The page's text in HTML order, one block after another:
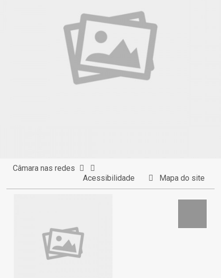
Câmara nas redes
Acessibilidade
Mapa do site